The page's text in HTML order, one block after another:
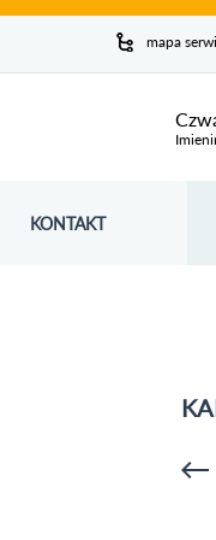
mapa
KONTAKT